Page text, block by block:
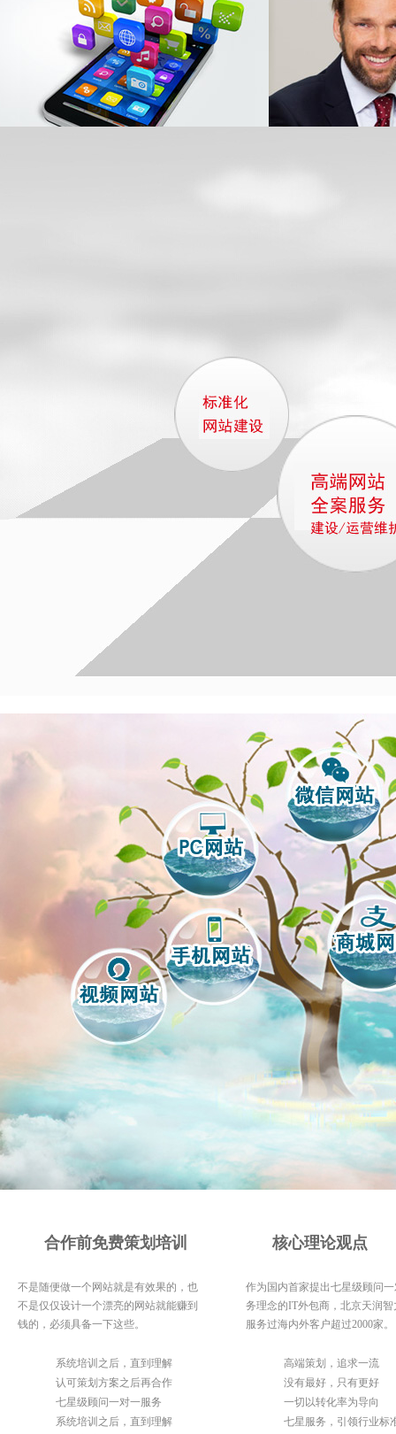
合作前免费策划培训
不是随便做一个网站就是有效果的，也
不是仅仅设计一个漂亮的网站就能赚到
钱的，必须具备一下这些。
系统培训之后，直到理解
认可策划方案之后再合作
七星级顾问一对一服务
系统培训之后，直到理解
核心理论观点
作为国内首家提出七星级顾问
务理念的IT外包商，北京天润智
服务过海内外客户超过2000家。
高端策划，追求一流
没有最好，只有更好
一切以转化率为导向
七星服务，引领行业标